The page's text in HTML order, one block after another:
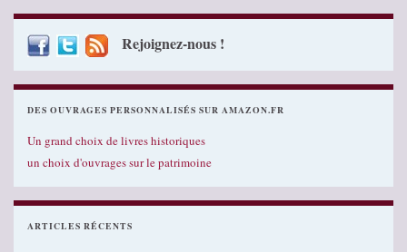
Rejoignez-nous !
DES OUVRAGES PERSONNALISÉS SUR AMAZON.FR
Un grand choix de livres historiques
un choix d'ouvrages sur le patrimoine
ARTICLES RÉCENTS